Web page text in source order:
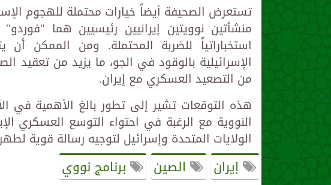
تستعرض الصحيفة أيضاً خيارات محتملة للهجوم
منشأتين نوويتين إيرانيين رئيسيين هما
استخباراتياً للضربة المحتملة. ومن الممكن
الإسرائيلية بالوقود في الجو، ما يزيد من تعقيد
من التصعيد العسكري مع إيران.
هذه التوقعات تشير إلى تطور بالغ الأهمية في
النووية مع الرغبة في احتواء التوسع العسكري
الولايات المتحدة وإسرائيل لتوجيه رسالة قوية
إيران الصين برنامج نووي